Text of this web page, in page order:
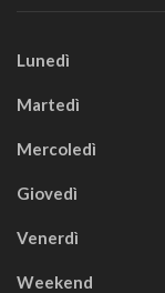
Lunedì
Martedì
Mercoledì
Giovedì
Venerdì
Weekend